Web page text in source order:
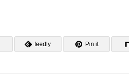
feedly Pin it